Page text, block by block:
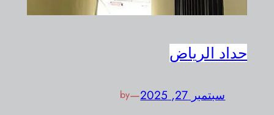
حداد الرياض
سبتمبر 27, 2025 —
by